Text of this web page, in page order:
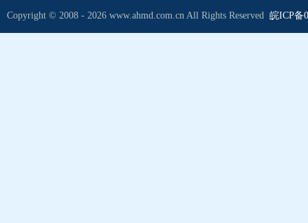
Copyright © 2008 - 2026 www.ahmd.com.cn All Rights Reserved 皖ICP备